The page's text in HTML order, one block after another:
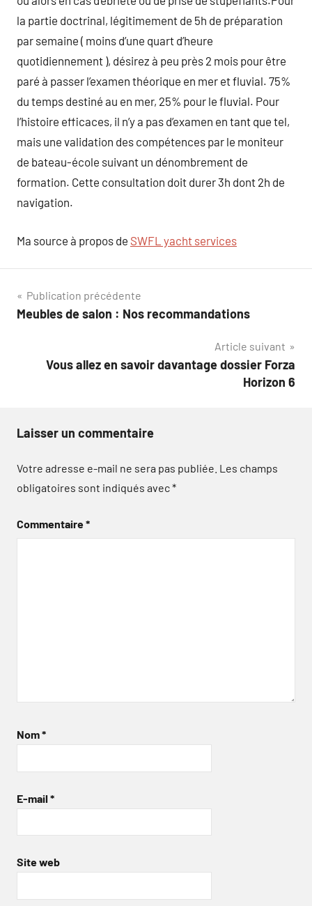
la partie doctrinal, légitimement de 5h de préparation
par semaine ( moins d’une quart d’heure
quotidiennement ), désirez à peu près 2 mois pour être
paré à passer l’examen théorique en mer et fluvial. 75%
du temps destiné au en mer, 25% pour le fluvial. Pour
l’histoire efficaces, il n’y a pas d’examen en tant que tel,
mais une validation des compétences par le moniteur
de bateau-école suivant un dénombrement de
formation. Cette consultation doit durer 3h dont 2h de
navigation.
Ma source à propos de SWFL yacht services
Navigation
de
Publication précédente
Meubles de salon : Nos recommandations
Article suivant
Vous allez en savoir davantage dossier Forza
Horizon 6
Laisser un commentaire
Votre adresse e-mail ne sera pas publiée. Les champs
obligatoires sont indiqués avec*
Commentaire*
Nom*
E-mail *
Site web